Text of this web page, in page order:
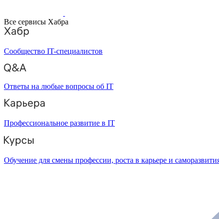
Все сервисы Хабра
Сообщество IT-специалистов
Ответы на любые вопросы об IT
Профессиональное развитие в IT
Обучение для смены профессии, роста в карьере и